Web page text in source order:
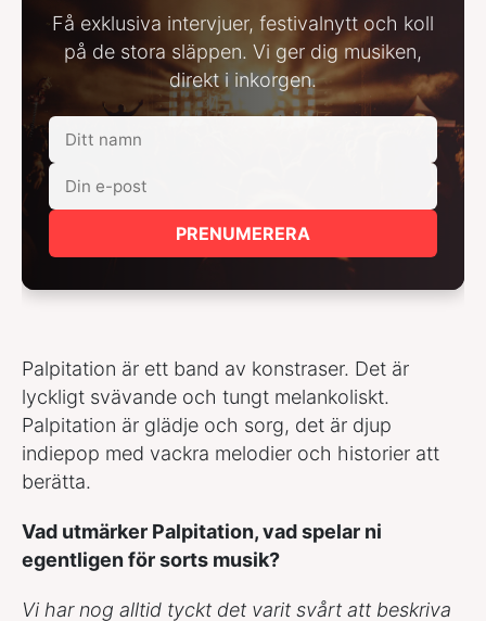
Få exklusiva intervjuer, festivalnytt och koll
på de stora släppen. Vi ger dig musiken,
direkt i inkorgen.
PRENUMERERA
Palpitation är ett band av konstraser. Det är
lyckligt svävande och tungt melankoliskt.
Palpitation är glädje och sorg, det är djup
indiepop med vackra melodier och historier att
berätta.
Vad utmärker Palpitation, vad spelar ni
egentligen för sorts musik?
Vi har nog alltid tyckt det varit svårt att beskriva